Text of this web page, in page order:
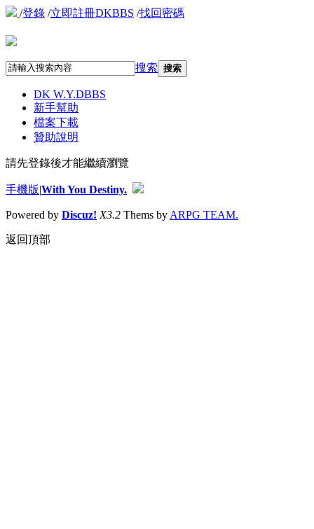
/登錄 /立即註冊DKBBS /找回密碼
搜索 搜索
DK W.Y.DBBS
新手幫助
檔案下載
贊助說明
請先登錄後才能繼續瀏覽
手機版|With You Destiny.
Powered by Discuz! X3.2 Thems by ARPG TEAM.
返回頂部